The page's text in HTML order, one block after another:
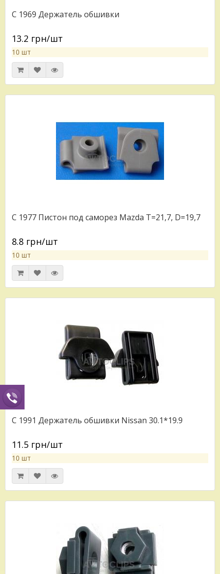
C 1969 Держатель обшивки
13.2 грн/шт
10 шт
C 1977 Пистон под саморез Mazda T=21,7, D=19,7
8.8 грн/шт
10 шт
C 1991 Держатель обшивки Nissan 30.1*19.9
11.5 грн/шт
10 шт